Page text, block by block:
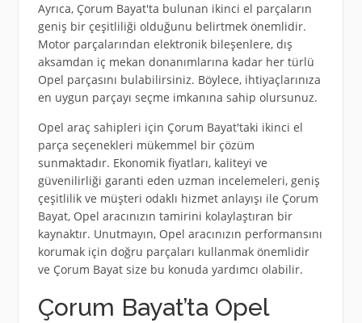
Ayrıca, Çorum Bayat'ta bulunan ikinci el parçaların
geniş bir çeşitliliği olduğunu belirtmek önemlidir.
Motor parçalarından elektronik bileşenlere, dış
aksamdan iç mekan donanımlarına kadar her türlü
Opel parçasını bulabilirsiniz. Böylece, ihtiyaçlarınıza
en uygun parçayı seçme imkanına sahip olursunuz.
Opel araç sahipleri için Çorum Bayat'taki ikinci el
parça seçenekleri mükemmel bir çözüm
sunmaktadır. Ekonomik fiyatları, kaliteyi ve
güvenilirliği garanti eden uzman incelemeleri, geniş
çeşitlilik ve müşteri odaklı hizmet anlayışı ile Çorum
Bayat, Opel aracınızın tamirini kolaylaştıran bir
kaynaktır. Unutmayın, Opel aracınızın performansını
korumak için doğru parçaları kullanmak önemlidir
ve Çorum Bayat size bu konuda yardımcı olabilir.
Çorum Bayat’ta Opel